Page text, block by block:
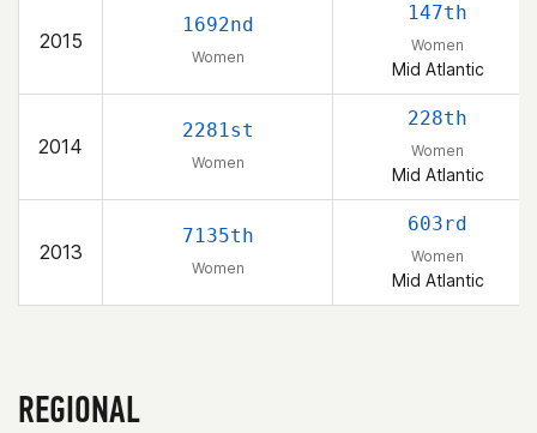
2015
1692nd
Women
147th
Women
Mid Atlantic
2014
2281st
Women
228th
Women
Mid Atlantic
2013
7135th
Women
603rd
Women
Mid Atlantic
REGIONAL